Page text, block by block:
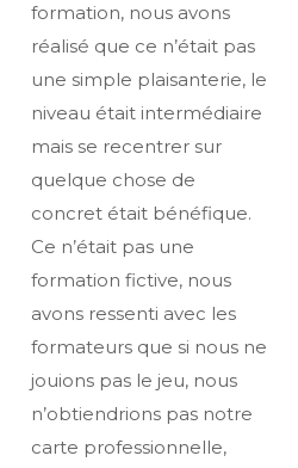
formation, nous avons
réalisé que ce n’était pas
une simple plaisanterie, le
niveau était intermédiaire
mais se recentrer sur
quelque chose de
concret était bénéfique.
Ce n’était pas une
formation fictive, nous
avons ressenti avec les
formateurs que si nous ne
jouions pas le jeu, nous
n’obtiendrions pas notre
carte professionnelle,